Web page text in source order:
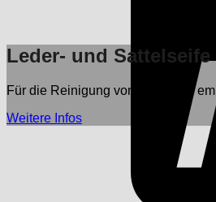
Leder- und Sattelseife
Für die Reinigung von Glattleder
Weitere Infos